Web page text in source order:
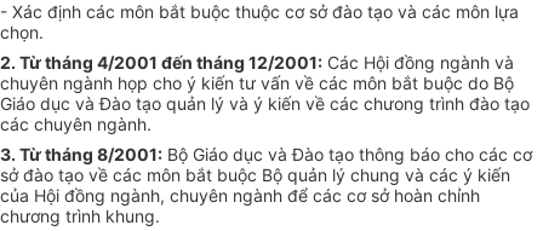
- Xác định các môn bắt buộc thuộc cơ sở đào tạo và các môn lựa
chọn.
2. Từ tháng 4/2001 đến tháng 12/2001: Các Hội đồng ngành và
chuyên ngành họp cho ý kiến tư vấn về các môn bắt buộc do Bộ
Giáo dục và Đào tạo quản lý và ý kiến về các chưong trình đào tạo
các chuyên ngành.
3. Từ tháng 8/2001: Bộ Giáo dục và Đào tạo thông báo cho các cơ
sở đào tạo về các môn bắt buộc Bộ quản lý chung và các ý kiến
của Hội đồng ngành, chuyên ngành để các cơ sở hoàn chỉnh
chương trình khung.